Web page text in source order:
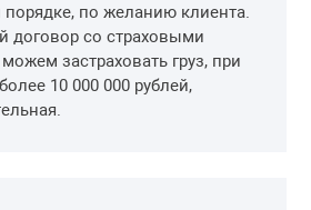
по желанию клиента.
договор со страховыми
застраховать груз, при
10 000 000 рублей,